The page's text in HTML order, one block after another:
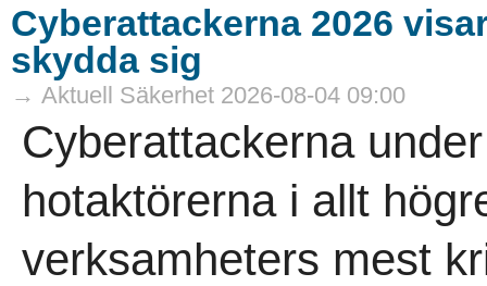
Cyberattackerna 2026
skydda sig
→ Aktuell Säkerhet 2026-08-04 09:00
Cyberattackerna
hotaktörerna i allt
verksamheters mest